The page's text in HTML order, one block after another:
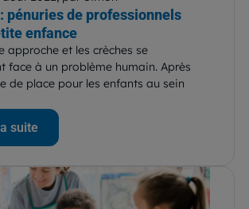
pénuries de professionnels
enfance
approche et les crèches se
face à un problème humain. Après
de place pour les enfants au sein
suite